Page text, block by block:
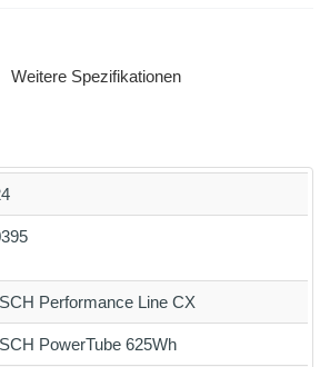
Weitere Spezifikationen
Performance Line CX
PowerTube 625Wh